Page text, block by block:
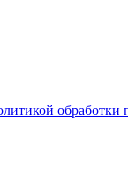
обработки